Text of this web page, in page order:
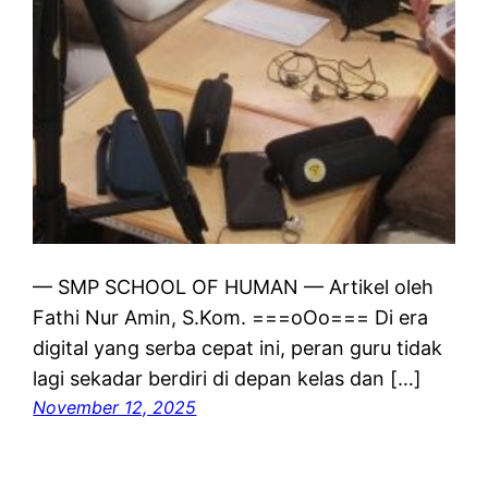
— SMP SCHOOL OF HUMAN — Artikel oleh
Fathi Nur Amin, S.Kom. ===oOo=== Di era
digital yang serba cepat ini, peran guru tidak
lagi sekadar berdiri di depan kelas dan […]
November 12, 2025